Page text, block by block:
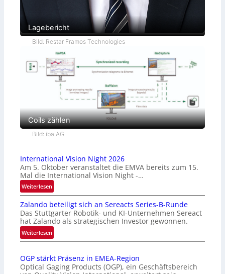
Lagebericht
Bild: Restar Framos Technologies
Coils zählen
Bild: iba AG
International Vision Night 2026
Am 5. Oktober veranstaltet die EMVA bereits zum 15.
Mal die International Vision Night -…
Weiterlesen:
I
n
t
e
r
n
t
i
Zalando beteiligt sich an Sereacts Series-B-Runde
Das Stuttgarter Robotik- und KI-Unternehmen Sereact
hat Zalando als strategischen Investor gewonnen.
Weiterlesen:
Z
l
a
OGP stärkt Präsenz in EMEA-Region
Optical Gaging Products (OGP), ein Geschäftsbereich